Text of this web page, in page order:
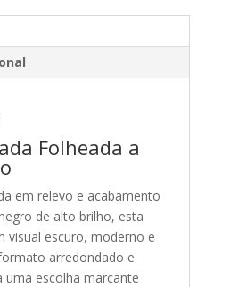
Folheada a
em relevo e acabamento
de alto brilho, esta
visual escuro, moderno e
arredondado e
escolha marcante